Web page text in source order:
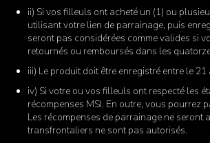
ii) Si vos filleuls ont acheté un (1) ou
utilisant votre lien de parrainage, puis
seront pas considérées comme valides si
retournés ou remboursés dans les
iii) Le produit doit être enregistré entre le
iv) Si votre ou vos filleuls ont respecté les
récompenses MSI. En outre, vous
Les récompenses de parrainage ne
transfrontaliers ne sont pas autorisés.